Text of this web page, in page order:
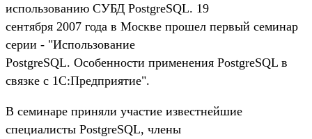
использованию СУБД PostgreSQL. 19
сентября 2007 года в Москве прошел первый семинар
серии - "Использование
PostgreSQL. Особенности применения PostgreSQL в
связке с 1C:Предприятие".
В семинаре приняли участие известнейшие
специалисты PostgreSQL, члены